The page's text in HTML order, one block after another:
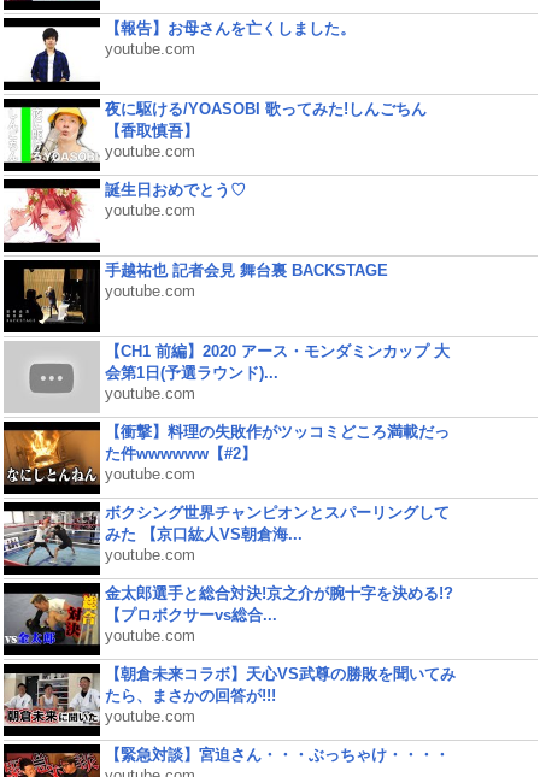
【報告】お母さんを亡くしました。
youtube.com
夜に駆ける/YOASOBI 歌ってみた!しんごちん
【香取慎吾】
youtube.com
誕生日おめでとう♡
youtube.com
手越祐也 記者会見 舞台裏 BACKSTAGE
youtube.com
【CH1 前編】2020 アース・モンダミンカップ 大
会第1日(予選ラウンド)...
youtube.com
【衝撃】料理の失敗作がツッコミどころ満載だっ
た件wwwwww【#2】
youtube.com
ボクシング世界チャンピオンとスパーリングして
みた 【京口紘人VS朝倉海...
youtube.com
金太郎選手と総合対決!京之介が腕十字を決める!?
【プロボクサーvs総合...
youtube.com
【朝倉未来コラボ】天心VS武尊の勝敗を聞いてみ
たら、まさかの回答が!!!
youtube.com
【緊急対談】宮迫さん・・・ぶっちゃけ・・・・